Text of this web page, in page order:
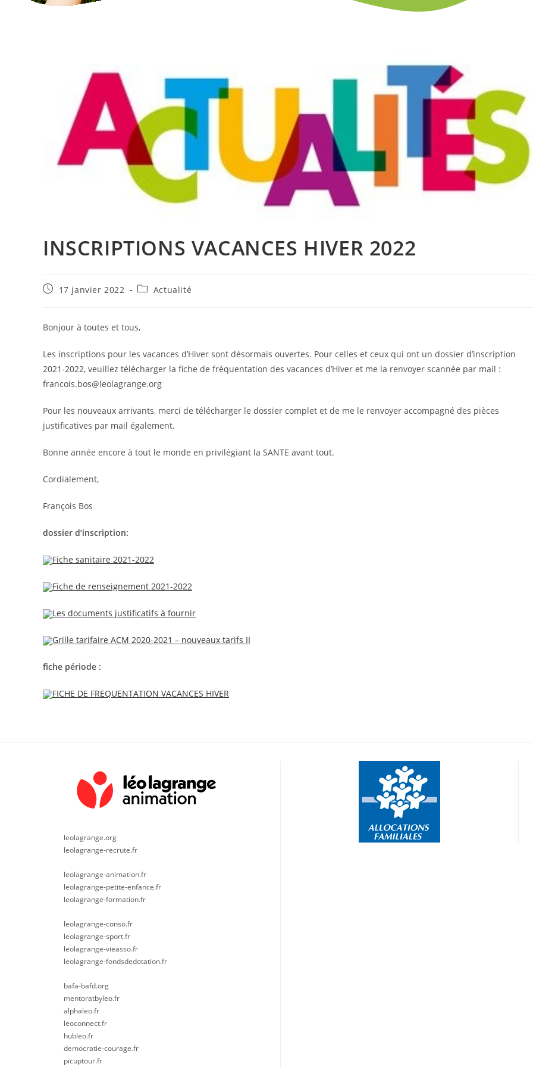
INSCRIPTIONS VACANCES HIVER 2022
Publication
17 janvier 2022
PostActualité
Bonjour à toutes et tous,
Les inscriptions pour les vacances d’Hiver sont désormais ouvertes. Pour celles et ceux qui ont un dossier d’inscription
2021-2022, veuillez télécharger la fiche de fréquentation des vacances d’Hiver et me la renvoyer scannée par mail :
francois.bos@leolagrange.org
Pour les nouveaux arrivants, merci de télécharger le dossier complet et de me le renvoyer accompagné des pièces
justificatives par mail également.
Bonne année encore à tout le monde en privilégiant la SANTE avant tout.
Cordialement,
François Bos
dossier d’inscription:
Fiche sanitaire 2021-2022
Fiche de renseignement 2021-2022
Les documents justificatifs à fournir
Grille tarifaire ACM 2020-2021 – nouveaux tarifs II
fiche période :
FICHE DE FREQUENTATION VACANCES HIVER
leolagrange.org
leolagrange-recrute.fr
leolagrange-animation.fr
leolagrange-petite-enfance.fr
leolagrange-formation.fr
leolagrange-conso.fr
leolagrange-sport.fr
leolagrange-vieasso.fr
leolagrange-fondsdedotation.fr
bafa-bafd.org
mentoratbyleo.fr
alphaleo.fr
leoconnect.fr
hubleo.fr
democratie-courage.fr
picuptour.fr